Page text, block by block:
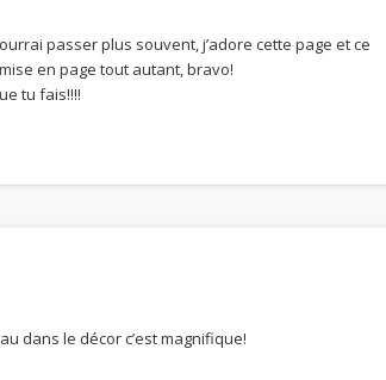
passer plus souvent, j’adore cette page et ce
en page tout autant, bravo!
tu fais!!!!
dans le décor c’est magnifique!